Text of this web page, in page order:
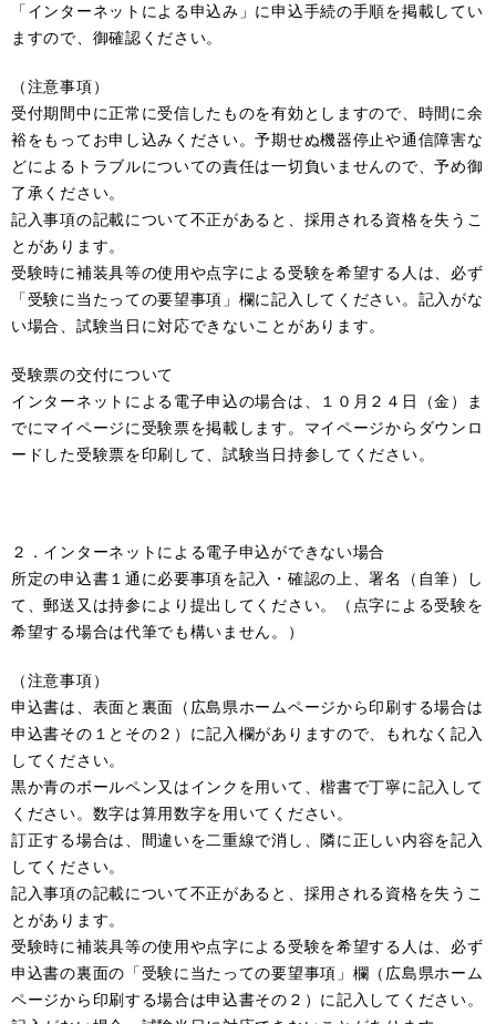
「インターネットによる申込み」に申込手続の手順を掲載してい
ますので、御確認ください。
（注意事項）
受付期間中に正常に受信したものを有効としますので、時間に余
裕をもってお申し込みください。予期せぬ機器停止や通信障害な
どによるトラブルについての責任は一切負いませんので、予め御
了承ください。
記入事項の記載について不正があると、採用される資格を失うこ
とがあります。
受験時に補装具等の使用や点字による受験を希望する人は、必ず
「受験に当たっての要望事項」欄に記入してください。記入がな
い場合、試験当日に対応できないことがあります。
受験票の交付について
インターネットによる電子申込の場合は、１０月２４日（金）ま
でにマイページに受験票を掲載します。マイページからダウンロ
ードした受験票を印刷して、試験当日持参してください。
２．インターネットによる電子申込ができない場合
所定の申込書１通に必要事項を記入・確認の上、署名（自筆）し
て、郵送又は持参により提出してください。（点字による受験を
希望する場合は代筆でも構いません。）
（注意事項）
申込書は、表面と裏面（広島県ホームページから印刷する場合は
申込書その１とその２）に記入欄がありますので、もれなく記入
してください。
黒か青のボールペン又はインクを用いて、楷書で丁寧に記入して
ください。数字は算用数字を用いてください。
訂正する場合は、間違いを二重線で消し、隣に正しい内容を記入
してください。
記入事項の記載について不正があると、採用される資格を失うこ
とがあります。
受験時に補装具等の使用や点字による受験を希望する人は、必ず
申込書の裏面の「受験に当たっての要望事項」欄（広島県ホーム
ページから印刷する場合は申込書その２）に記入してください。